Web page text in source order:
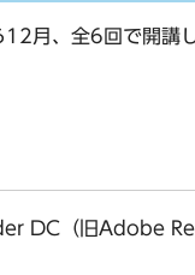
月、全6回で開講し
DC（旧Adobe